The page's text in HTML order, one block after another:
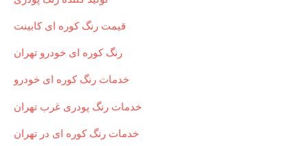
قیمت رنگ کوره ای کابینت
رنگ کوره ای خودرو تهران
خدمات رنگ کوره ای خودرو
خدمات رنگ پودری غرب تهران
خدمات رنگ کوره ای در تهران